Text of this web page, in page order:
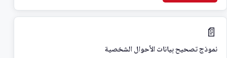
📄
نموذج تصحيح بيانات الأحوال الشخصية